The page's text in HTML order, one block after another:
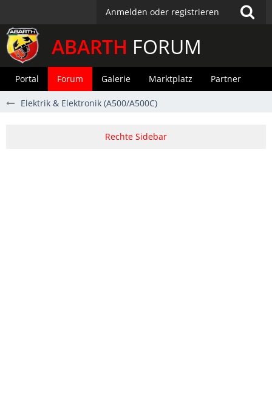
Anmelden oder registrieren
ABARTH FORUM
Portal Forum Galerie Marktplatz Partner
Elektrik & Elektronik (A500/A500C)